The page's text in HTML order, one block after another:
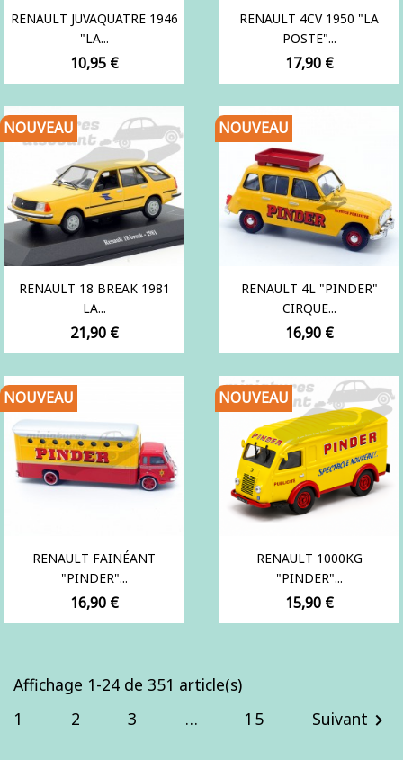
RENAULT JUVAQUATRE 1946
"LA...
Prix
10,95 €
RENAULT 4CV 1950 "LA
POSTE"...
Prix
17,90 €
RENAULT 18 BREAK 1981
LA...
Prix
21,90 €
NOUVEAU
RENAULT 4L "PINDER"
CIRQUE...
Prix
16,90 €
NOUVEAU
RENAULT FAINÉANT
"PINDER"...
Prix
16,90 €
NOUVEAU
RENAULT 1000KG
"PINDER"...
Prix
15,90 €
NOUVEAU
Affichage 1-24 de 351 article(s)
1
2 3 … 15 Suivant 